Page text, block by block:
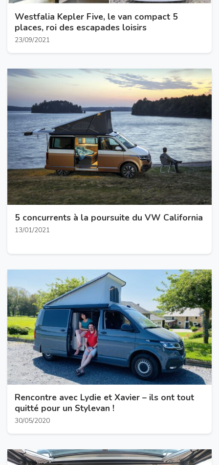
Westfalia Kepler Five, le van compact 5
places, roi des escapades loisirs
23/09/2021
5 concurrents à la poursuite du VW California
13/01/2021
Rencontre avec Lydie et Xavier – ils ont tout
quitté pour un Stylevan !
30/05/2020